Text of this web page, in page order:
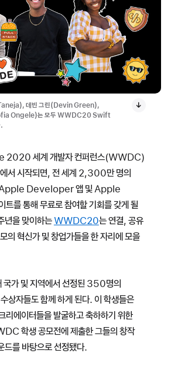
데빈 그린(Devin Green),
Ongele)는 모두 WWDC20 Swift
2020 세계 개발자 컨퍼런스(WWDC)
서 시작되면, 전 세계 2,300만 명의
Apple Developer 앱 및 Apple
를 통해 무료로 참여할 기회를 갖게 될
년을 맞이하는WWDC20는 연결, 공유
의 혁신가 및 창업가들을 한 자리에 모을
국가 및 지역에서 선정된 350명의
상자들도 함께 하게 된다. 이 학생들은
리에이터들을 발굴하고 축하하기 위한
학생 공모전에 제출한 그들의 창작
를 바탕으로 선정됐다.